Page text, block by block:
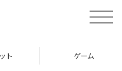
t
o
ゲーム